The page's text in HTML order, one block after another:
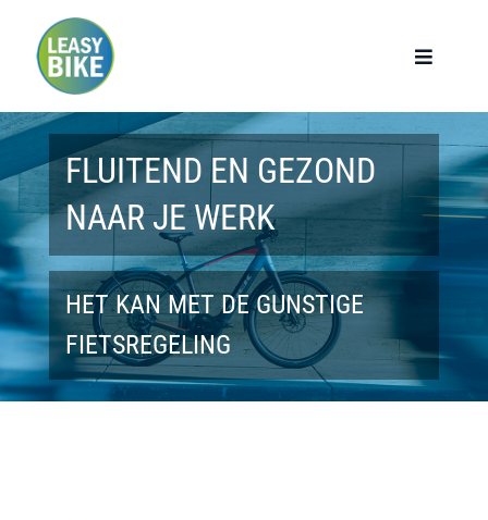
Toggle
Home
Werknemers
Werkgevers
Privé lease
Modellen
FLUITEND EN GEZOND
NAAR JE WERK
HET KAN MET DE GUNSTIGE
FIETSREGELING